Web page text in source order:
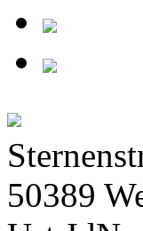
50389